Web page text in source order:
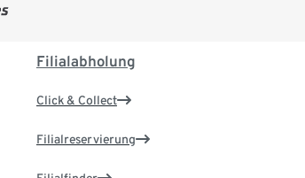
Filialabholung
Click & Collect
Filialreservierung